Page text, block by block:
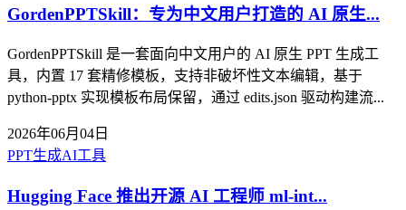
GordenPPTSkill：专为中文用户打造的 AI 原生...
GordenPPTSkill 是一套面向中文用户的 AI 原生 PPT 生成工
具，内置 17 套精修模板，支持非破坏性文本编辑，基于
python-pptx 实现模板布局保留，通过 edits.json 驱动构建流...
2026年06月04日
PPT生成AI工具
Hugging Face 推出开源 AI 工程师 ml-int...